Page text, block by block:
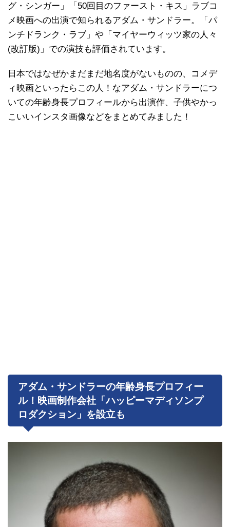
グ・シンガー」「50回目のファースト・キス」ラブコ
メ映画への出演で知られるアダム・サンドラー。「パ
ンチドランク・ラブ」や「マイヤーウィッツ家の人々
(改訂版)」での演技も評価されています。
日本ではなぜかまだまだ地名度がないものの、コメデ
ィ映画といったらこの人！なアダム・サンドラーにつ
いての年齢身長プロフィールから出演作、子供やかっ
こいいインスタ画像などをまとめてみました！
アダム・サンドラーの年齢身長プロフィー
ル！映画制作会社「ハッピーマディソンプ
ロダクション」を設立も